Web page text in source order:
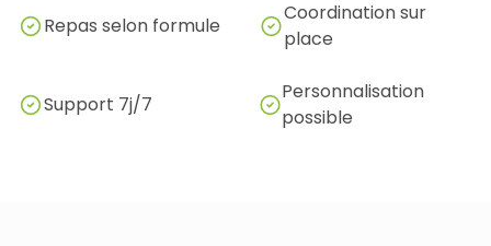
Repas selon formule
Coordination sur
place
Support 7j/7
Personnalisation
possible